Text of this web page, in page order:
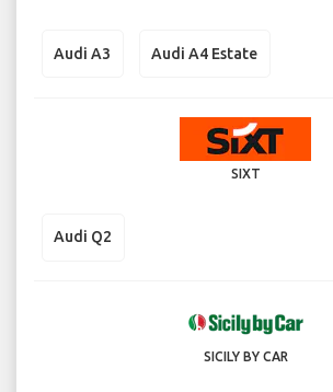
Audi A3 Audi A4 Estate
SIXT
Audi Q2
SICILY BY CAR